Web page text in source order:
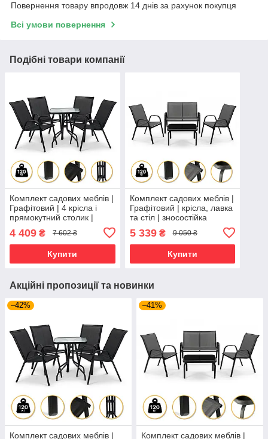
Повернення товару впродовж 14 днів за рахунок покупця
Всі умови повернення
Подібні товари компанії
Комплект садових меблів |
Графітовий | 4 крісла і
прямокутний столик |
скляна стільниця |
LEOBRO LB-1054 |
4 409 ₴ 7 602 ₴
Купити
Комплект садових меблів |
Графітовий | крісла, лавка
та стіл | зносостійка
конструкція | LEOBRO LB-
1056 | для
5 339₴ 9 050 ₴
Купити
Акційні пропозиції та новинки
–42%
Комплект садових меблів |
–41%
Комплект садових меблів |